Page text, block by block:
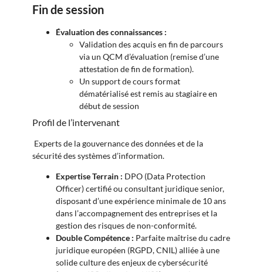
Fin de session
Évaluation des connaissances :
Validation des acquis en fin de parcours
via un QCM d’évaluation (remise d’une
attestation de fin de formation).
Un support de cours format
dématérialisé est remis au stagiaire en
début de session
Profil de l’intervenant
Experts de la gouvernance des données et de la
sécurité des systèmes d’information.
Expertise Terrain : DPO (Data Protection
Officer) certifié ou consultant juridique senior,
disposant d’une expérience minimale de 10 ans
dans l’accompagnement des entreprises et la
gestion des risques de non-conformité.
Double Compétence : Parfaite maîtrise du cadre
juridique européen (RGPD, CNIL) alliée à une
solide culture des enjeux de cybersécurité